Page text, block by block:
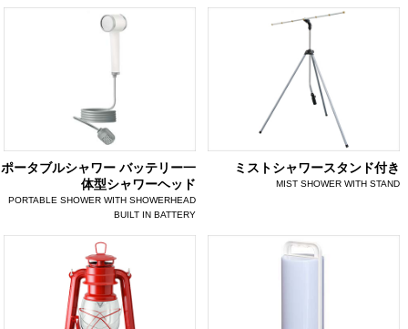
ポータブルシャワー バッテリー一
体型シャワーヘッド
PORTABLE SHOWER WITH SHOWERHEAD
BUILT IN BATTERY
ミストシャワースタンド付き
MIST SHOWER WITH STAND